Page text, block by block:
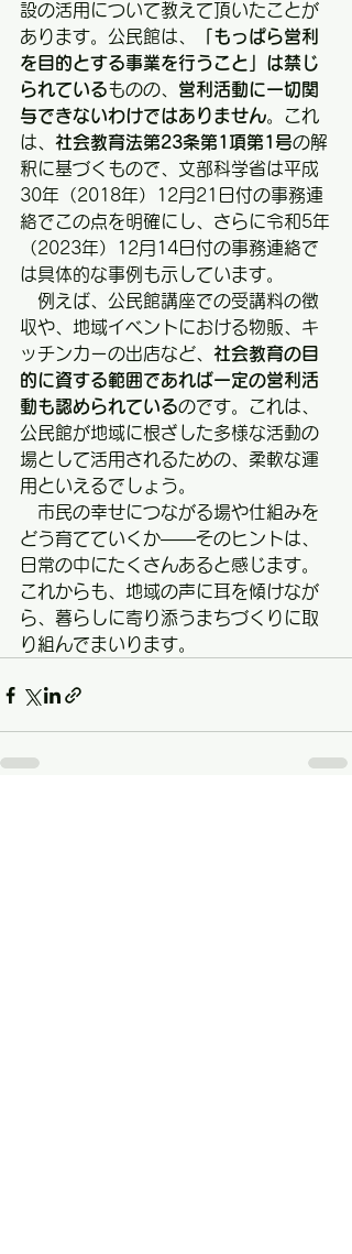
設の活用について教えて頂いたことが
あります。公民館は、
「もっぱら営利
を目的とする事業を行うこと」は禁じ
られているものの、 営利活動に一切関
与できないわけではありません。これ
は、 社会教育法第23条第1項第1号の解
釈に基づくもので、文部科学省は平成
30年（2018年）12月21日付の事務連
絡でこの点を明確にし、さらに令和5年
（2023年）12月14日付の事務連絡で
は具体的な事例も示しています。
例えば、公民館講座での受講料の徴
収や、地域イベントにおける物販、キ
ッチンカーの出店など、 社会教育の目
的に資する範囲であれば一定の営利活
動も認められているのです。これは、
公民館が地域に根ざした多様な活動の
場として活用されるための、柔軟な運
用といえるでしょう。
市民の幸せにつながる場や仕組みを
どう育てていくか――そのヒントは、
日常の中にたくさんあると感じます。
これからも、地域の声に耳を傾けなが
ら、暮らしに寄り添うまちづくりに取
り組んでまいります。